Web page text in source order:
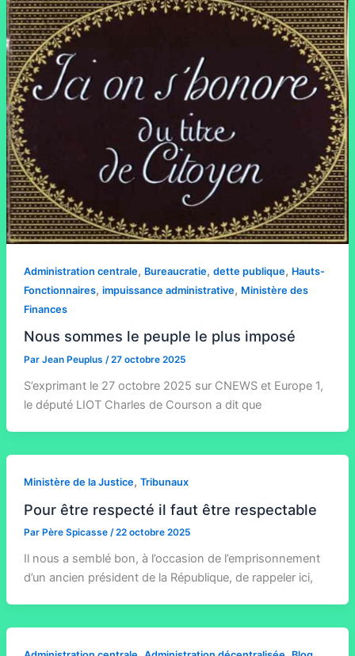
Administration centrale, Bureaucratie, dette publique, Hauts-
Fonctionnaires, impuissance administrative, Ministère des
Finances
Nous sommes le peuple le plus imposé
Par Jean Peuplus /27 octobre 2025
S’exprimant le 27 octobre 2025 sur CNEWS et Europe 1,
le député LIOT Charles de Courson a dit que
Ministère de la Justice, Tribunaux
Pour être respecté il faut être respectable
Par Père Spicasse /22 octobre 2025
Il nous a semblé bon, à l’occasion de l’emprisonnement
d’un ancien président de la République, de rappeler ici,